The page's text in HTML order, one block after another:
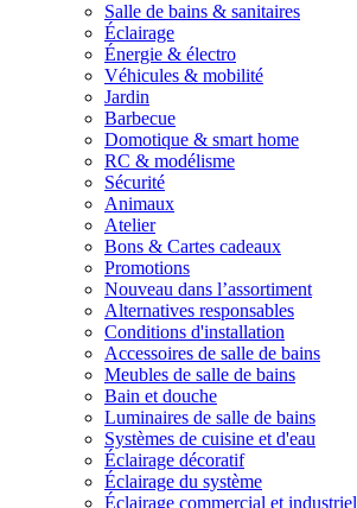
Salle de bains & sanitaires
Éclairage
Énergie & électro
Véhicules & mobilité
Jardin
Barbecue
Domotique & smart home
RC & modélisme
Sécurité
Animaux
Atelier
Bons & Cartes cadeaux
Promotions
Nouveau dans l’assortiment
Alternatives responsables
Conditions d'installation
Accessoires de salle de bains
Meubles de salle de bains
Bain et douche
Luminaires de salle de bains
Systèmes de cuisine et d'eau
Éclairage décoratif
Éclairage du système
Éclairage commercial et industriel